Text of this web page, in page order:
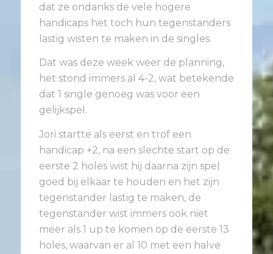
dat ze ondanks de vele hogere
handicaps het toch hun tegenstanders
lastig wisten te maken in de singles.
Dat was deze week weer de planning,
het stond immers al 4-2, wat betekende
dat 1 single genoeg was voor een
gelijkspel.
Jori startte als eerst en trof een
handicap +2, na een slechte start op de
eerste 2 holes wist hij daarna zijn spel
goed bij elkaar te houden en het zijn
tegenstander lastig te maken, de
tegenstander wist immers ook niet
meer als 1 up te komen op de eerste 13
holes, waarvan er al 10 met een halve